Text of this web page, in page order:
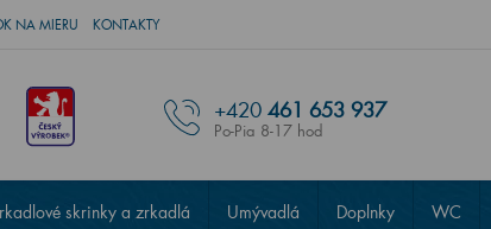
NA MIERU KONTAKTY
+420 461 653 937
Po-Pia 8-17 hod
skrinky a zrkadlá Umývadlá Doplnky WC